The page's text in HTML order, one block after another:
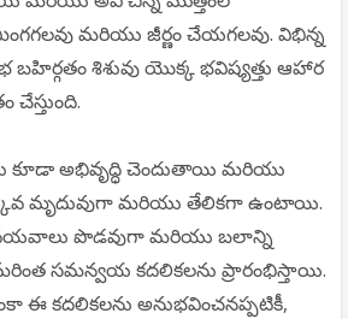
మరియు జీర్ణం చేయగలవు. విభిన్న
బహిర్గతం శిశువు యొక్క భవిష్యత్తు ఆహార
చేస్తుంది.
కూడా అభివృద్ధి చెందుతాయి మరియు
మృదువుగా మరియు తేలికగా ఉంటాయి.
పొడవుగా మరియు బలాన్ని
సమన్వయ కదలికలను ప్రారంభిస్తాయి.
ఈ కదలికలను అనుభవించనప్పటికీ,